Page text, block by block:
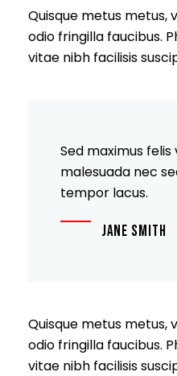
Quisque metus metus,
odio fringilla faucibus.
vitae nibh facilisis
Sed maximus
malesuada nec
tempor lacus.
JANE SMITH
Quisque metus metus,
odio fringilla faucibus.
vitae nibh facilisis